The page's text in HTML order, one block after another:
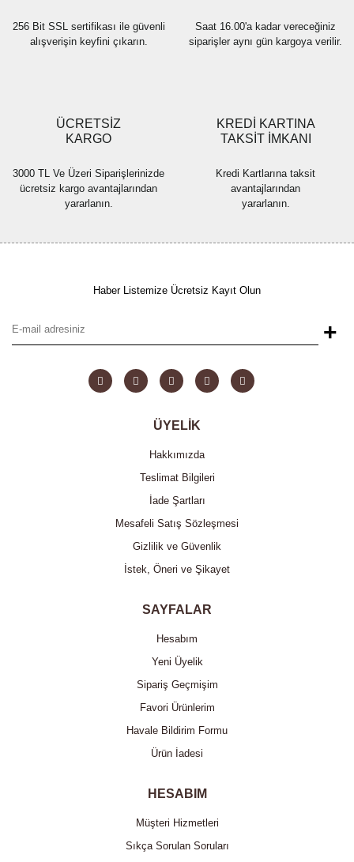
256 Bit SSL sertifikası ile güvenli
alışverişin keyfini çıkarın.
Saat 16.00'a kadar vereceğiniz
siparişler aynı gün kargoya verilir.
ÜCRETSİZ
KARGO
3000 TL Ve Üzeri Siparişlerinizde
ücretsiz kargo avantajlarından
yararlanın.
KREDİ KARTINA
TAKSİT İMKANI
Kredi Kartlarına taksit
avantajlarından
yararlanın.
Haber Listemize Ücretsiz Kayıt Olun
+
ÜYELİK
Hakkımızda
Teslimat Bilgileri
İade Şartları
Mesafeli Satış Sözleşmesi
Gizlilik ve Güvenlik
İstek, Öneri ve Şikayet
SAYFALAR
Hesabım
Yeni Üyelik
Sipariş Geçmişim
Favori Ürünlerim
Havale Bildirim Formu
Ürün İadesi
HESABIM
Müşteri Hizmetleri
Sıkça Sorulan Soruları